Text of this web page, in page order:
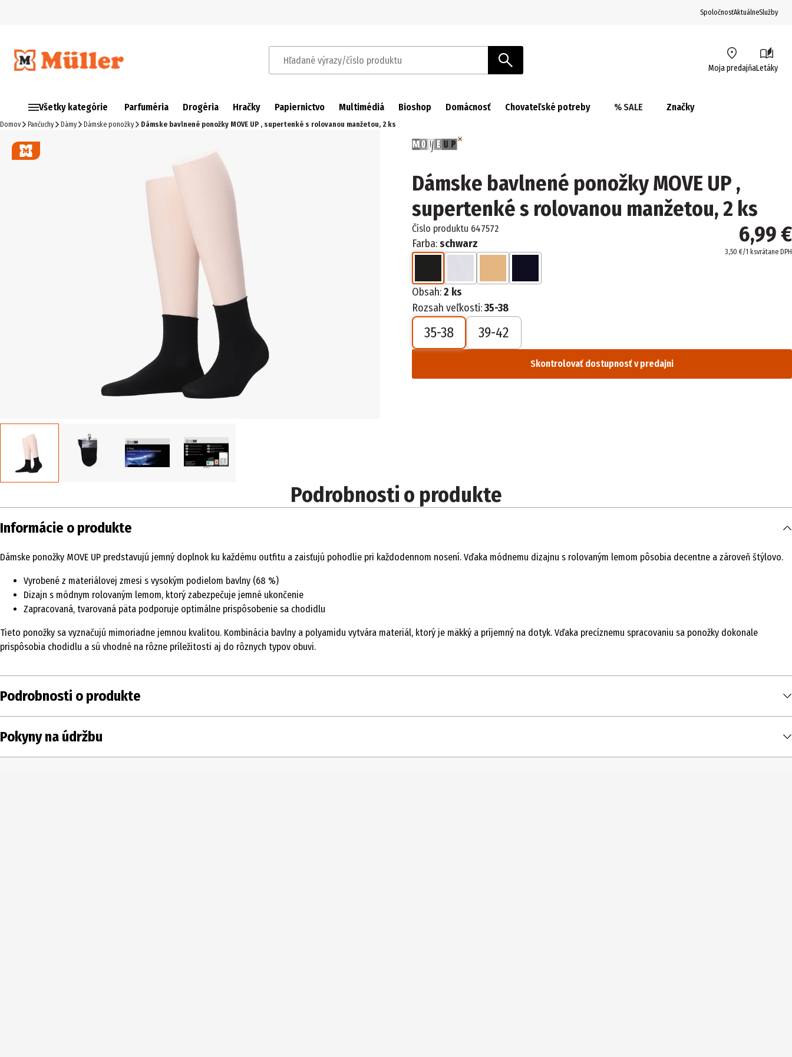
SpoločnosťAktuálneSlužby
Hľadané výrazy/číslo produktu Moja predajňaLetáky
Všetky kategórie Parfuméria Drogéria Hračky Papiernictvo Multimédiá Bioshop Domácnosť Chovateľské potreby % SALE Značky
Domov Pančuchy Dámy Dámske ponožky Dámske bavlnené ponožky MOVE UP , supertenké s rolovanou manžetou, 2 ks
Dámske bavlnené ponožky MOVE UP ,
supertenké s rolovanou manžetou, 2 ks
Číslo produktu 647572
Farba:schwarz
Obsah:2 ks
Rozsah veľkosti:35-38
35-38 39-42
6,99 €
3,50 €/1 ksvrátane DPH
Skontrolovať dostupnosť v predajni
Podrobnosti o produkte
Informácie o produkte
Dámske ponožky MOVE UP predstavujú jemný doplnok ku každému outfitu a zaisťujú pohodlie pri každodennom nosení. Vďaka módnemu dizajnu s rolovaným lemom pôsobia decentne a zároveň štýlovo.
Vyrobené z materiálovej zmesi s vysokým podielom bavlny (68 %)
Dizajn s módnym rolovaným lemom, ktorý zabezpečuje jemné ukončenie
Zapracovaná, tvarovaná päta podporuje optimálne prispôsobenie sa chodidlu
Tieto ponožky sa vyznačujú mimoriadne jemnou kvalitou. Kombinácia bavlny a polyamidu vytvára materiál, ktorý je mäkký a príjemný na dotyk. Vďaka precíznemu spracovaniu sa ponožky dokonale
prispôsobia chodidlu a sú vhodné na rôzne príležitosti aj do rôznych typov obuvi.
Podrobnosti o produkte
Obsah
Typ produktu Ponožky
Pokyny na údržbu